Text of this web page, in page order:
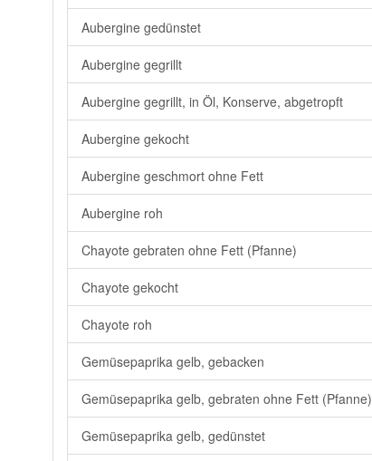
Aubergine gedünstet
Aubergine gegrillt
Aubergine gegrillt, in Öl, Konserve, abgetropft
Aubergine gekocht
Aubergine geschmort ohne Fett
Aubergine roh
Chayote gebraten ohne Fett (Pfanne)
Chayote gekocht
Chayote roh
Gemüsepaprika gelb, gebacken
Gemüsepaprika gelb, gebraten ohne Fett (Pfanne)
Gemüsepaprika gelb, gedünstet